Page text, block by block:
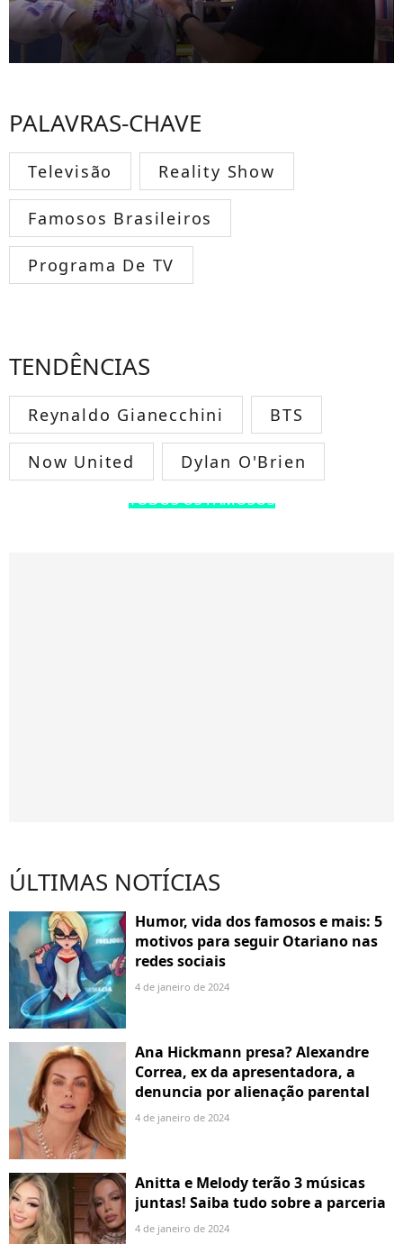
PALAVRAS-CHAVE
Televisão Reality Show
Famosos Brasileiros
Programa De TV
TENDÊNCIAS
Reynaldo Gianecchini BTS
Now United Dylan O'Brien
TODOS OS FAMOSOS
ÚLTIMAS NOTÍCIAS
Humor, vida dos famosos e mais: 5
motivos para seguir Otariano nas
redes sociais
4 de janeiro de 2024
Ana Hickmann presa? Alexandre
Correa, ex da apresentadora, a
denuncia por alienação parental
4 de janeiro de 2024
Anitta e Melody terão 3 músicas
juntas! Saiba tudo sobre a parceria
4 de janeiro de 2024